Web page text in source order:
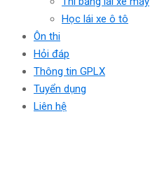
Học lái xe ô tô
Ôn thi
Hỏi đáp
Thông tin GPLX
Tuyển dụng
Liên hệ